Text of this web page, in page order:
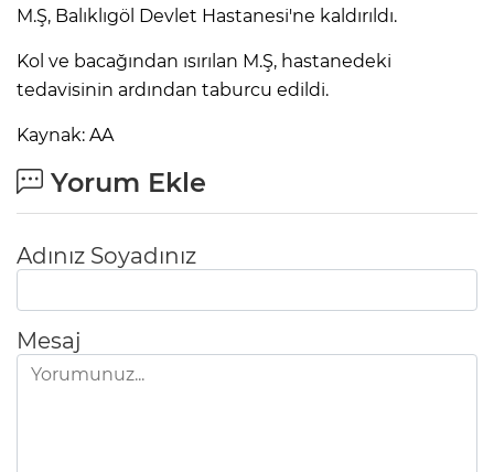
M.Ş, Balıklıgöl Devlet Hastanesi'ne kaldırıldı.
Kol ve bacağından ısırılan M.Ş, hastanedeki
tedavisinin ardından taburcu edildi.
Kaynak: AA
Yorum Ekle
Adınız Soyadınız
Mesaj